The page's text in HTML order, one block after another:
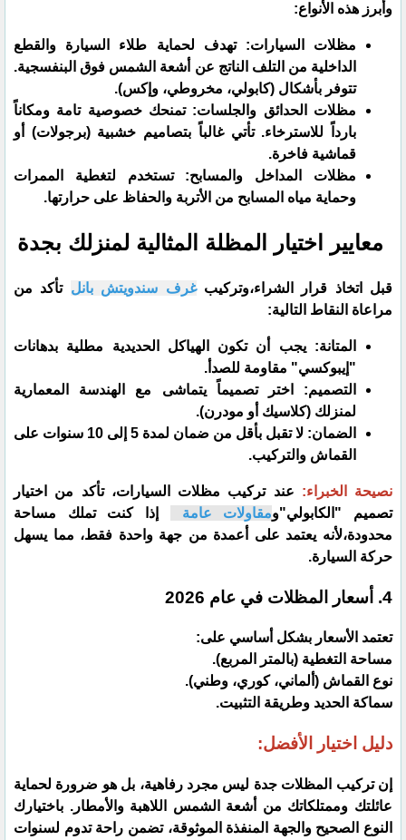
وأبرز هذه الأنواع:
​مظلات السيارات: تهدف لحماية طلاء السيارة والقطع
الداخلية من التلف الناتج عن أشعة الشمس فوق البنفسجية.
تتوفر بأشكال (كابولي، مخروطي، وإكس).
​مظلات الحدائق والجلسات: تمنحك خصوصية تامة ومكاناً
بارداً للاسترخاء. تأتي غالباً بتصاميم خشبية (برجولات) أو
قماشية فاخرة.
​مظلات المداخل والمسابح: تستخدم لتغطية الممرات
وحماية مياه المسابح من الأتربة والحفاظ على حرارتها.
معايير اختيار المظلة المثالية لمنزلك بجدة
​قبل اتخاذ قرار الشراء،وتركيبغرف سندويتش بانل تأكد من
مراعاة النقاط التالية:
​المتانة: يجب أن تكون الهياكل الحديدية مطلية بدهانات
"إيبوكسي" مقاومة للصدأ.
​التصميم: اختر تصميماً يتماشى مع الهندسة المعمارية
لمنزلك (كلاسيك أو مودرن).
​الضمان: لا تقبل بأقل من ضمان لمدة 5 إلى 10 سنوات على
القماش والتركيب.
​نصيحة الخبراء: عند تركيب مظلات السيارات، تأكد من اختيار
تصميم "الكابولي"ومقاولات عامة
إذا كنت تملك مساحة
محدودة،لأنه يعتمد على أعمدة من جهة واحدة فقط، مما يسهل
حركة السيارة.
​4. أسعار المظلات في عام 2026
​تعتمد الأسعار بشكل أساسي على:
​مساحة التغطية (بالمتر المربع).
​نوع القماش (ألماني، كوري، وطني).
​سماكة الحديد وطريقة التثبيت.
​دليل اختيار الأفضل:
​إن تركيب المظلات جدة ليس مجرد رفاهية، بل هو ضرورة لحماية
عائلتك وممتلكاتك من أشعة الشمس اللاهبة والأمطار. باختيارك
النوع الصحيح والجهة المنفذة الموثوقة، تضمن راحة تدوم لسنوات